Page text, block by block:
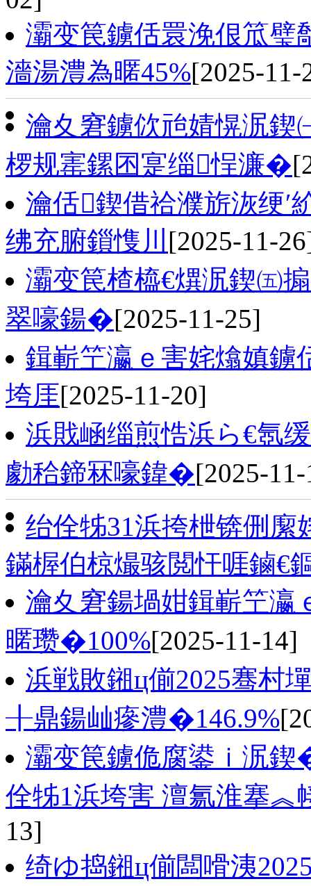
灞变笢鐪佸睘浼佷笟璧
濇湯澧為暱45%[2025-11-
瀹夊窘鐪佽兘婧愰泦鍥
椤规寚鏍囨寔缁悜濂�
瀹佸鍥借祫濮旂洃绠′
绋充腑鎻愯川 [2025-11-
灞变笢楂橀€熼泦鍥㈤
翠嚎鍚�[2025-11-25]
鍓嶄笁瀛ｅ害姹熻嫃
垮厓[2025-11-20]
浜戝崡缁煎悎浜ら€氬
勮秴鍗冧嚎鍏�[2025-
绐佺牬31浜挎枻锛侀
鏋楃伯椋熶骇閲忓啀鏀€
瀹夊窘鍚堝姏鍓嶄笁
暱瓒�100%[2025-11-14]
浜戦敗鎺ц偂2025骞村
╂鼎鍚屾瘮澧�146.9%
灞变笢鐪佹腐鍙ｉ泦
佺牬1浜垮害 澶氱淮搴
13]
绮ゆ捣鎺ц偂闆嗗洟